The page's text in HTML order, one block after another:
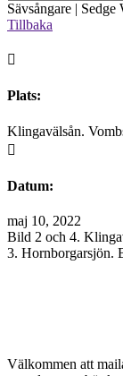
Sävsångare |
Tillbaka

Plats:
Klingavälsån.

Datum:
maj 10, 2022
Bild 2 och 4.
3. Hornborgarsjön.
Välkommen att